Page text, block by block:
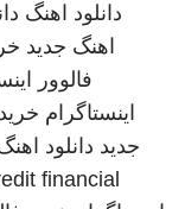
دانلود اهنگ
اهنگ جدید
فالوور
اینستاگرام
جدید دانلود
financial